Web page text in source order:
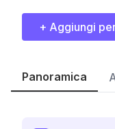
+ Aggiungi
Panoramica